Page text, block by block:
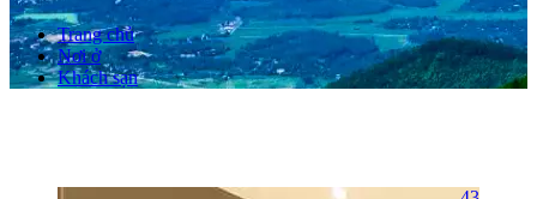
Trang chủ
Nơi ở
Khách sạn